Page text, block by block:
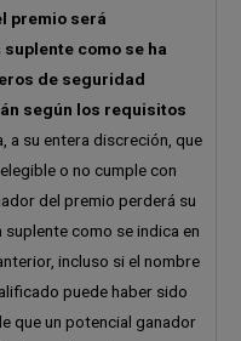
premio será
como se ha
de seguridad
según los requisitos
a su entera discreción, que
o no cumple con
del premio perderá su
como se indica en
incluso si el nombre
puede haber sido
que un potencial ganador